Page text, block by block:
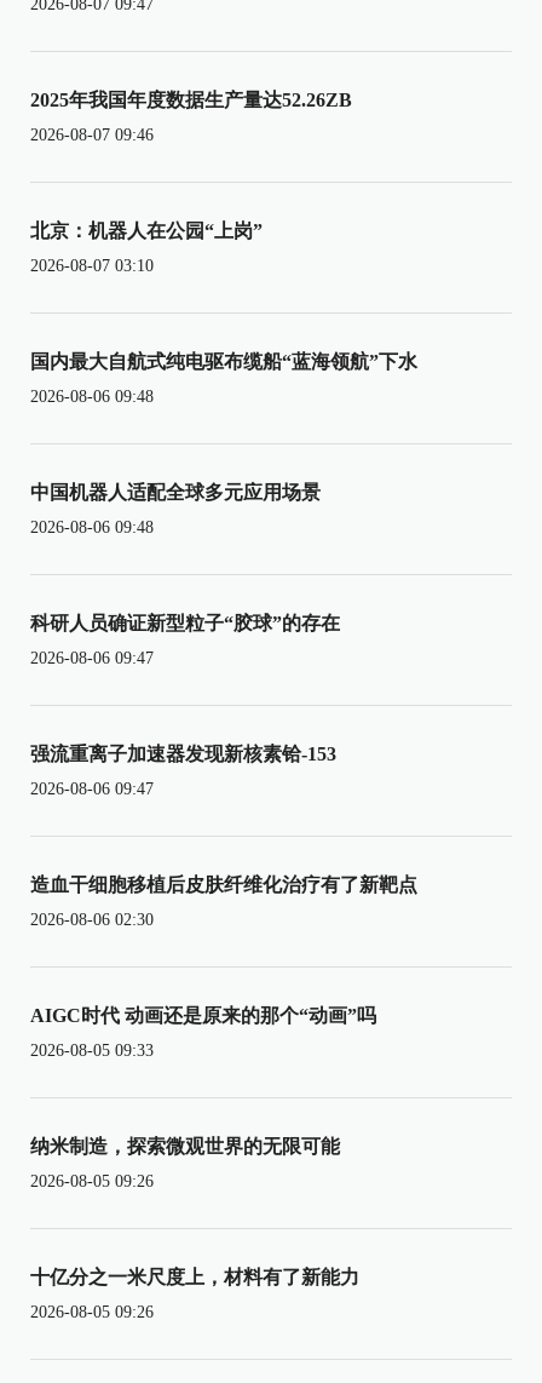
2026-08-07 09:47
2025年我国年度数据生产量达52.26ZB
2026-08-07 09:46
北京：机器人在公园“上岗”
2026-08-07 03:10
国内最大自航式纯电驱布缆船“蓝海领航”下水
2026-08-06 09:48
中国机器人适配全球多元应用场景
2026-08-06 09:48
科研人员确证新型粒子“胶球”的存在
2026-08-06 09:47
强流重离子加速器发现新核素铪-153
2026-08-06 09:47
造血干细胞移植后皮肤纤维化治疗有了新靶点
2026-08-06 02:30
AIGC时代 动画还是原来的那个“动画”吗
2026-08-05 09:33
纳米制造，探索微观世界的无限可能
2026-08-05 09:26
十亿分之一米尺度上，材料有了新能力
2026-08-05 09:26